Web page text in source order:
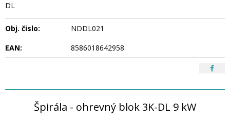
DL
Obj. čislo:
NDDL021
EAN:
8586018642958
Špirála - ohrevný blok 3K-DL 9 kW